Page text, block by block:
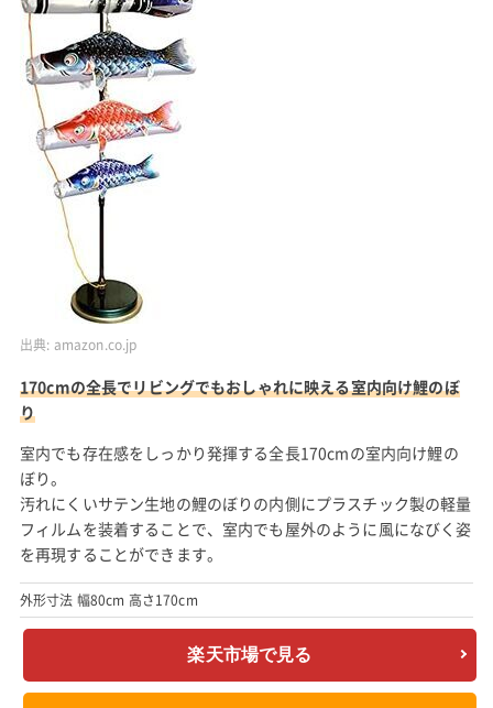
出典: amazon.co.jp
170cmの全長でリビングでもおしゃれに映える室内向け鯉のぼ
り
室内でも存在感をしっかり発揮する全長170cmの室内向け鯉の
ぼり。
汚れにくいサテン生地の鯉のぼりの内側にプラスチック製の軽量
フィルムを装着することで、室内でも屋外のように風になびく姿
を再現することができます。
外形寸法 幅80cm 高さ170cm
楽天市場で見る